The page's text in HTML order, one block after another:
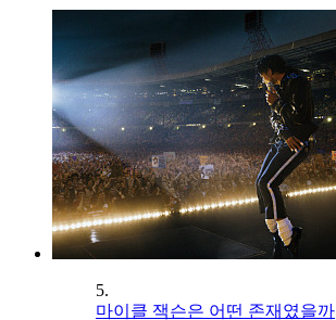
5.
마이클 잭슨은 어떤 존재였을까